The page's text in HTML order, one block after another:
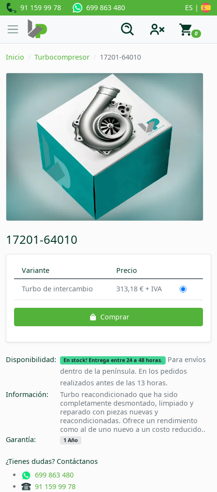
91 159 99 78 699 863 480 ES |
0
Inicio Turbocompresor 17201-64010
17201-64010
Variante
Precio
Turbo de intercambio
313,18 € + IVA
Comprar
Disponibilidad: En stock! Entrega entre 24 a 48 horas.
Para envíos
dentro de la península. En los pedidos
realizados antes de las 13 horas.
Información:
Turbo reacondicionado que ha sido
completamente desmontado, limpiado y
reparado con piezas nuevas y
reacondicionadas. Ofrece un rendimiento
como al de uno nuevo a un costo reducido..
Garantía:
1 Año
¿Tienes dudas? Contáctanos
699 863 480
91 159 99 78